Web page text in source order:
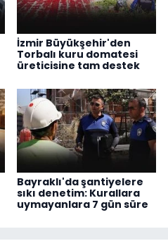
İzmir Büyükşehir'den
Torbalı kuru domatesi
üreticisine tam destek
Bayraklı'da şantiyelere
sıkı denetim: Kurallara
uymayanlara 7 gün süre